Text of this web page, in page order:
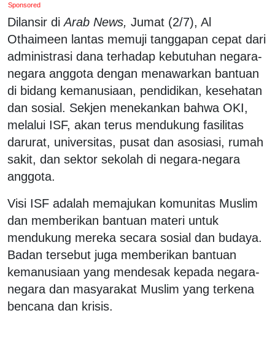
Sponsored
Dilansir diArab News, Jumat (2/7), Al
Othaimeen lantas memuji tanggapan cepat dari
administrasi dana terhadap kebutuhan negara-
negara anggota dengan menawarkan bantuan
di bidang kemanusiaan, pendidikan, kesehatan
dan sosial. Sekjen menekankan bahwa OKI,
melalui ISF, akan terus mendukung fasilitas
darurat, universitas, pusat dan asosiasi, rumah
sakit, dan sektor sekolah di negara-negara
anggota.
Visi ISF adalah memajukan komunitas Muslim
dan memberikan bantuan materi untuk
mendukung mereka secara sosial dan budaya.
Badan tersebut juga memberikan bantuan
kemanusiaan yang mendesak kepada negara-
negara dan masyarakat Muslim yang terkena
bencana dan krisis.